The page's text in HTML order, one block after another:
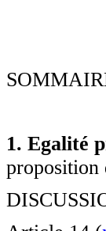
1. Egalité
proposition